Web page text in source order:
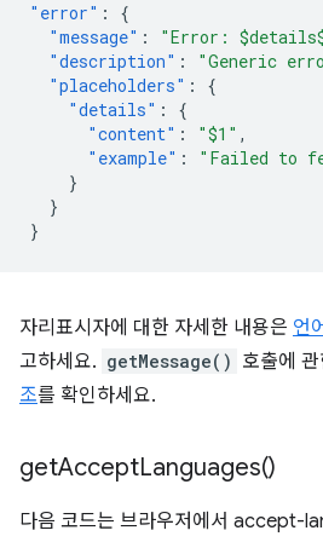
"error" :
{
"message" : "Error:
"description" :
"Generic
"placeholders" :
{
"details" :
{
"content" : "$1" ,
"example" :
"Failed to
}
}
}
자리표시자에 대한 자세한 내용은 언
고하세요. getMessage() 호출에
조를 확인하세요.
getAcceptLanguages()
다음 코드는 브라우저에서 accept-